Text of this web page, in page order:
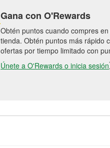
Gana con O'Rewards
Obtén puntos cuando compres
tienda. Obtén puntos más rápido
ofertas por tiempo limitado con
Únete a O'Rewards o inicia sesión